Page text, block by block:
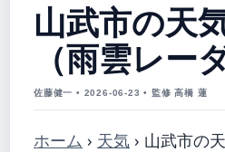
山武市の天
（雨雲レー
佐藤健一 • 2026-06-23 • 監修 高橋 蓮
ホーム › 天気 › 山武市の